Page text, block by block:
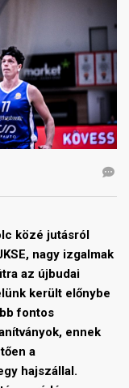
közé jutásról
nagy izgalmak
az újbudai
került előnybe
fontos
ennek
a
hajszállal.